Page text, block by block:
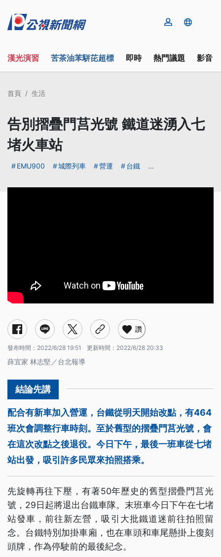
漢光演習 苦茶油苯駢芘超標 即時 熱門議題 影音
首頁 生活
告別摺疊門莒光號 鐵道迷湧入七
堵火車站
EMU900 城際列車 營運 台鐵 ...
讚
發布時間： 2022/6/28 19:51 更新時間： 2022/6/28 20:33
薛宜家 林志堅／台北報導
配合有新車加入營運，台鐵從明天開始改點，有464
班次會調整行車時刻。至於舊型的摺疊門莒光號，會
在這次改點之後退役。今日下午，最後一班車從七堵
站出發，吸引許多民眾來拍照搭乘。
先旋轉再往下壓，有著50年歷史的舊型摺疊門莒光
號，29日起將退出台鐵車隊。末班車今日下午在七堵
站發車，前往新左營，吸引大批鐵道迷前往拍照留
念。台鐵特別加掛車廂，也在車頭和車尾懸掛上復刻
頭牌，作為停駛前的最後紀念。